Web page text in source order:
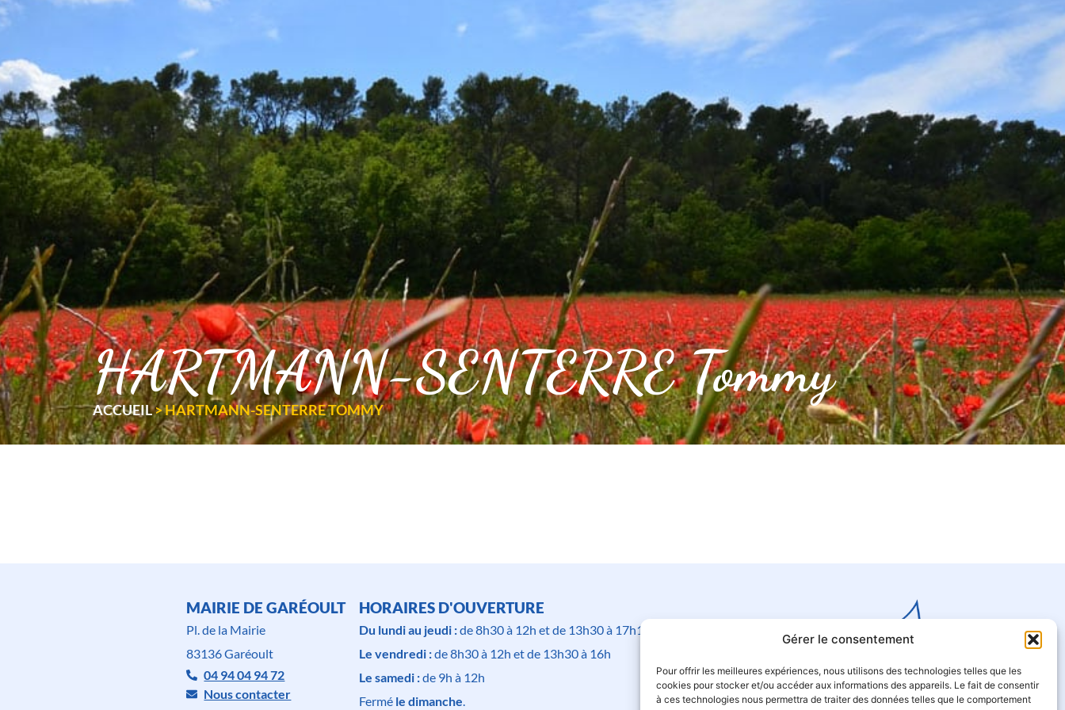
Gérer le consentement
Pour offrir les meilleures expériences, nous utilisons des technologies telles que les
cookies pour stocker et/ou accéder aux informations des appareils. Le fait de consentir
à ces technologies nous permettra de traiter des données telles que le comportement
CADRE DE VIE VOS LOISIRS
HARTMANN-SENTERRE Tommy
ACCUEIL>HARTMANN-SENTERRE TOMMY
MAIRIE DE GARÉOULT
Pl. de la Mairie
83136 Garéoult
04 94 04 94 72
Nous contacter
HORAIRES D'OUVERTURE
Du lundi au jeudi :de 8h30 à 12h et de 13h30 à 17h15
Le vendredi :de 8h30 à 12h et de 13h30 à 16h
Le samedi :de 9h à 12h
Fermé le dimanche.